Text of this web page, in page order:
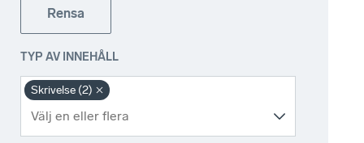
Rensa
TYP AV INNEHÅLL
Skrivelse (2)